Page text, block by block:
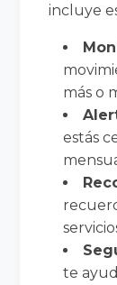
incluye
más o
estás
te